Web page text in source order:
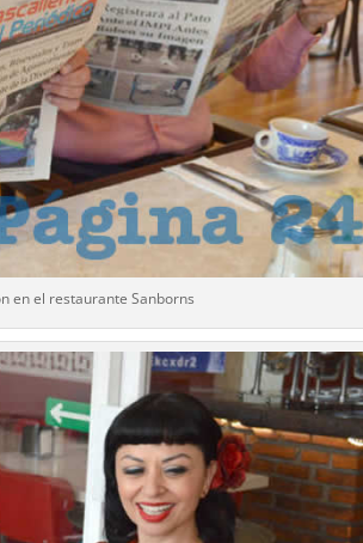
en el restaurante Sanborns